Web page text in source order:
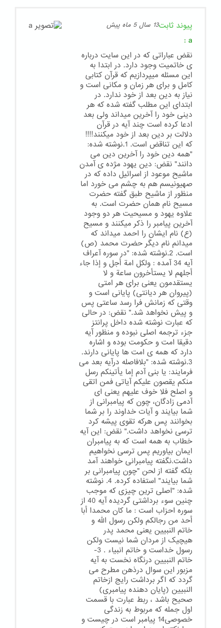
پیوند ثابت13 سال 5 ماه پیش
a
:
نقض عباراتی که در این سایت درباره
ی خاتمیت وجود دارد. در ابتدا به
این مسئله میپردازیم که قرآن کتابی
کامل و برای هر زمان و مکانی است و
نیاز به دین بعد از خود ندارد. در
ابتدای این مطلب گفته شده که هر
دینی خود را آخرین میداند ولی بعد
ادعا کرده است چند آیه در قرآن
دلالت بر دین بعد از خود میکنند!!!!
که این تناقض است. 1.نوشته شده:
"همه دین خود را آخرین دین می
دانند" نقض: دین یهود مژده ی آمدن
ماشیح موعود از اسرائیل داده که در
صهیونیسم هم به چشم می خورد اما
منظور از ماشیح طبق گفته حضرت
مسیح نام همان حضرت است. به
علاوه یهود و مسیحیت هر دو وجود
آخرین پیامبر را ذکر میکنند و مسیح
(ع) نام ایشان را احمد میداند که
میدانم نام دیگر حضرت محمد (ص)
است. 2.نوشته شده: "در سوره آعراف
آیه 34 آمده : ولکل امة أجل و إذا جاء
أجلهم لا یستأخرون ساعة و لا
یستقدمون یعنی برای هر امتی
(پیروان هر دیانتی) پایانی است و
وقتی که زمانش فرا رسد ساعتی پس
و پیش نخواهد شد." نقض: در حالی
که عبارت نوشته شده داخل پرانتز
جزء ترجمه اصلی نبوده و منظور آیه
دقیقا امت و حکومت بوده و اشاره
دارد که همه ی امت ها پایانی دارند.
3.نوشته شده: "بلافاصله درآیه بعد می
فرمایند: یا بنی آدم إما یأتینکم رسل
منکم یقصون علیکم آیاتی فمن اتقی
و اصلح فلا خوف علیهم یعنی ای
آدمی زادگان، چون که پیامبرانی از
شما بیایند و آیات خداوند را بر شما
بخوانند پس هرکه تقوی پیشه کرد
ترسی نخواهد داشت." نقض: این آیه
خطاب به همه است که به پیامبران
ایمان بیاوریم پس ترسی نخواهیم
داشت.نگفته پیامبرانی خواهند آمد
بلکه گفته از لحن "چون پیامبرانی بر
شما بیایند" استفاده کرده. 4. نوشته
شده: "اصلی ترین چیزی که موجب
چنین سوء برداشتی گردیده آیه 40 از
سوره احزاب است : ما کان محمدا أبا
أحد من رجالکم ولکن رسول الله و
خاتم النبیین یعنی محمد پدر
هیچیک از مردان شما نیست ولکن
رسول خداست و خاتم انبیاء . 3-
خاتم النبیین درنگاه نخست به آیه
مزبور این سوال درذهن مطرح می
گردد که اگر برداشت رایج ازخاتم
النبیین (پایان دهنده پیامبری)
صحیح باشد ، ربط عبارت با قسمت
اول جمله که مربوط به زندگی
خصوصی14 پیامبر است در چیست و